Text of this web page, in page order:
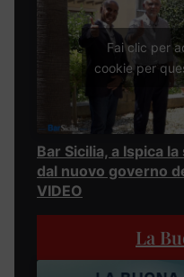
Fai clic per
cookie per
Bar Sicilia, a Ispica
dal nuovo governo
VIDEO
La